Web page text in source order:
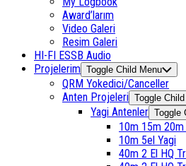
Award’larım
Video Galeri
Resim Galeri
HI-FI ESSB Audio
Projelerim Toggle Child Menu
QRM Yokedici/Canceller
Anten Projeleri Toggle
Yagi Antenler Toggle
10m 15m 20m
10m 5el Yagi
40m 2 El HQ